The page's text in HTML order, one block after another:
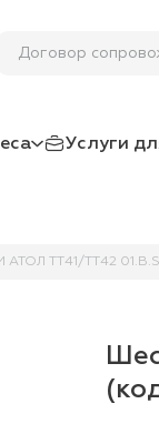
Договор
Услуги
TT41/TT42